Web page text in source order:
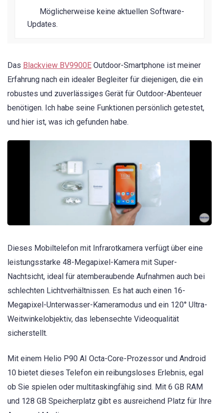
Möglicherweise keine aktuellen Software-
Updates.
Das Blackview BV9900E Outdoor-Smartphone ist meiner
Erfahrung nach ein idealer Begleiter für diejenigen, die ein
robustes und zuverlässiges Gerät für Outdoor-Abenteuer
benötigen. Ich habe seine Funktionen persönlich getestet,
und hier ist, was ich gefunden habe.
Dieses Mobiltelefon mit Infrarotkamera verfügt über eine
leistungsstarke 48-Megapixel-Kamera mit Super-
Nachtsicht, ideal für atemberaubende Aufnahmen auch bei
schlechten Lichtverhältnissen. Es hat auch einen 16-
Megapixel-Unterwasser-Kameramodus und ein 120° Ultra-
Weitwinkelobjektiv, das lebensechte Videoqualität
sicherstellt.
Mit einem Helio P90 AI Octa-Core-Prozessor und Android
10 bietet dieses Telefon ein reibungsloses Erlebnis, egal
ob Sie spielen oder multitaskingfähig sind. Mit 6 GB RAM
und 128 GB Speicherplatz gibt es ausreichend Platz für Ihre